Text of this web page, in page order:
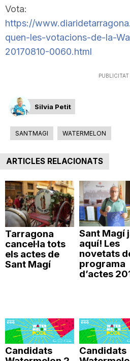
Vota:
https://
quen-les-votacions-de-la-
20170810-0060.html
PUBLICITAT
Silvia Petit
SANTMAGI WATERMELON
ARTICLES RELACIONATS
Tarragona
cancel·la tots
els actes de
Sant Magí
Sant Magí
aquí! Les
novetats
programa
d’actes
Candidats
Candidats